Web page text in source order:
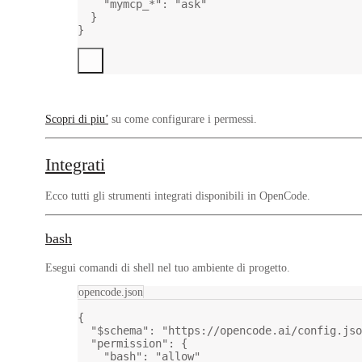
"mymcp_*" :
"ask"
}
}
Scopri di piu’ su come configurare i permessi.
Integrati
Ecco tutti gli strumenti integrati disponibili in OpenCode.
bash
Esegui comandi di shell nel tuo ambiente di progetto.
opencode.json
{
"$schema" :
"https://opencode.ai/
"permission" : {
"bash" : "allow"